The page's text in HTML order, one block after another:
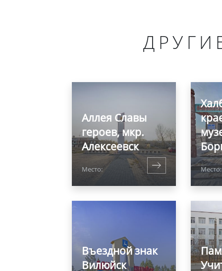
Аллея Славы
героев, мкр.
Алексеевск
Место:
Въездной знак
Вилюйск